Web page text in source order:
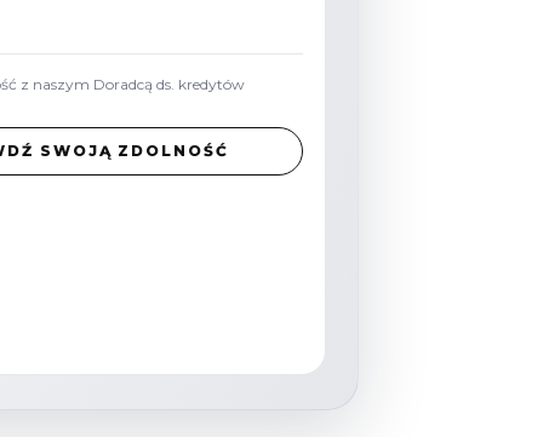
z naszym Doradcą ds. kredytów
SWOJĄ ZDOLNOŚĆ